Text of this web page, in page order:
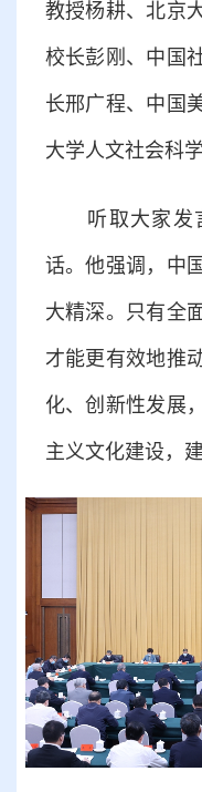
教授杨耕、北京
校长彭刚、中国
长邢广程、中国
大学人文社会科
听取大家发言
话。他强调，中
大精深。只有全
才能更有效地推
化、创新性发展
主义文化建设，